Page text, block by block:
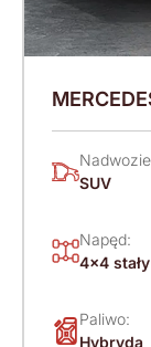
KM
SUV
Napęd:
4x4 stały
Paliwo:
Hybryda